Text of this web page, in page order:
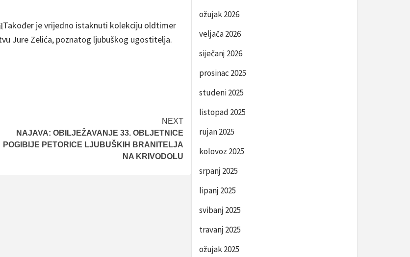
Također je vrijedno istaknuti kolekciju oldtimer
Jure Zelića, poznatog ljubuškog ugostitelja.
NEXT
NAJAVA: OBILJEŽAVANJE 33. OBLJETNICE
POGIBIJE PETORICE LJUBUŠKIH BRANITELJA
NA KRIVODOLU
ožujak 2026
veljača 2026
siječanj 2026
prosinac 2025
studeni 2025
listopad 2025
rujan 2025
kolovoz 2025
srpanj 2025
lipanj 2025
svibanj 2025
travanj 2025
ožujak 2025